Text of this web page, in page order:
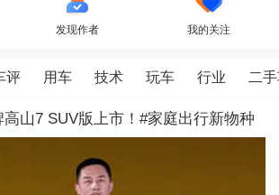
发现作者 我的关注
评 用车 技术 玩车 行业 二
山7 SUV版上市！#家庭出行新物种